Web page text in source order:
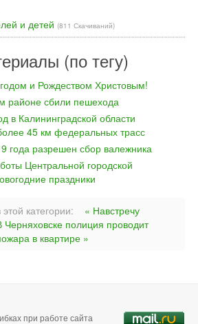
и детей (811 Скачиваний)
(по тегу)
и Рождеством Христовым!
районе сбили пешехода
в Калининградской области
45 км федеральных трасс
года разрешен сбор валежника
Центральной городской
праздники
категории:
« Навстречу
Черняховске полиция проводит
в квартире »
при работе сайта